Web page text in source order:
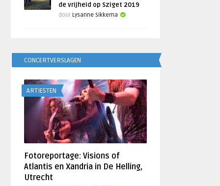
de vrijheid op Sziget 2019
door Lysanne Sikkema
CONCERTVERSLAGEN
ARTIESTEN
Fotoreportage: Visions of
Atlantis en Xandria in De Helling,
Utrecht